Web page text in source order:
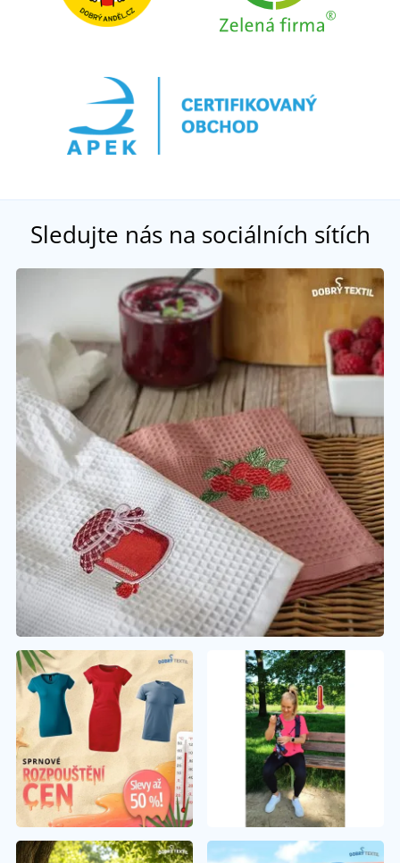
Sledujte nás na sociálních sítích